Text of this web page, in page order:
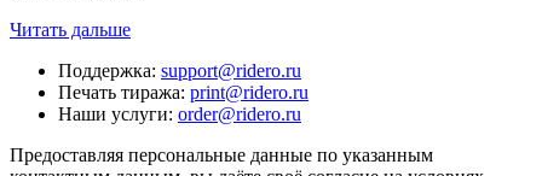
Читать дальше
Поддержка: support@ridero.ru
Печать тиража: print@ridero.ru
Наши услуги: order@ridero.ru
Предоставляя персональные данные по указанным